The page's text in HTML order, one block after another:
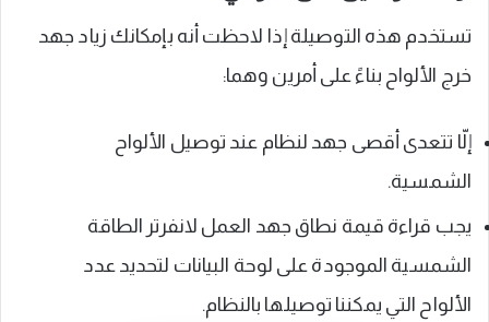
تستخدم هذه التوصيلة إذا لاحظت أنه بإمكانك زياد جهد
خرج الألواح بناءً على أمرين وهما:
إلّا تتعدى أقصى جهد لنظام عند توصيل الألواح
الشمسية.
يجب قراءة قيمة نطاق جهد العمل لانفرتر الطاقة
الشمسية الموجودة على لوحة البيانات لتحديد عدد
الألواح التي يمكننا توصيلها بالنظام.